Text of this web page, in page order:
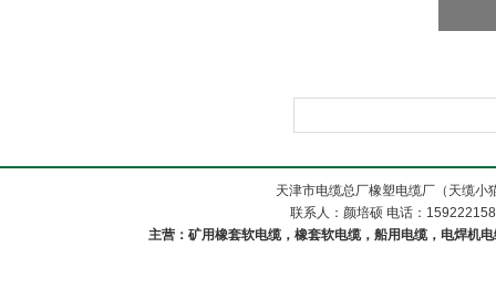
天津市电缆总厂橡塑电缆厂（天缆
联系人：颜培硕 电话：
主营：矿用橡套软电缆，橡套软电缆，船用电缆，电焊机